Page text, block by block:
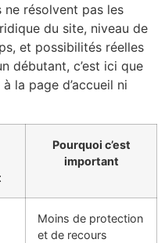
ne résolvent pas les
du site, niveau de
et possibilités réelles
débutant, c’est ici que
la page d’accueil ni
Pourquoi c’est
important
Moins de protection
et de recours